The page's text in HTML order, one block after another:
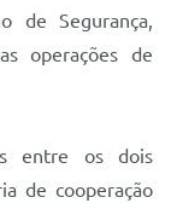
de Segurança,
operações de
entre os dois
de cooperação